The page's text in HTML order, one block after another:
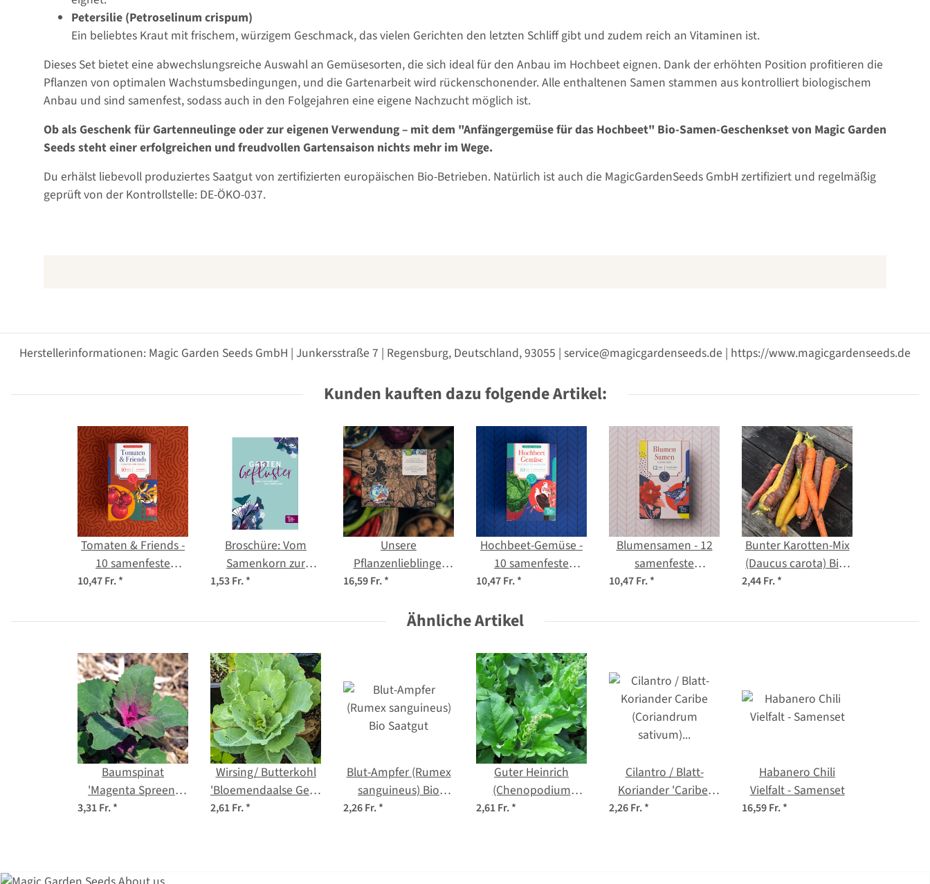
Petersilie (Petroselinum crispum)
Ein beliebtes Kraut mit frischem, würzigem Geschmack, das vielen Gerichten den letzten Schliff gibt und zudem reich an Vitaminen ist.
Dieses Set bietet eine abwechslungsreiche Auswahl an Gemüsesorten, die sich ideal für den Anbau im Hochbeet eignen. Dank der erhöhten Position profitieren die
Pflanzen von optimalen Wachstumsbedingungen, und die Gartenarbeit wird rückenschonender. Alle enthaltenen Samen stammen aus kontrolliert biologischem
Anbau und sind samenfest, sodass auch in den Folgejahren eine eigene Nachzucht möglich ist.
Ob als Geschenk für Gartenneulinge oder zur eigenen Verwendung – mit dem "Anfängergemüse für das Hochbeet" Bio-Samen-Geschenkset von Magic Garden
Seeds steht einer erfolgreichen und freudvollen Gartensaison nichts mehr im Wege.
Du erhälst liebevoll produziertes Saatgut von zertifizierten europäischen Bio-Betrieben. Natürlich ist auch die MagicGardenSeeds GmbH zertifiziert und regelmäßig
geprüft von der Kontrollstelle: DE-ÖKO-037.
Herstellerinformationen: Magic Garden Seeds GmbH | Junkersstraße 7 | Regensburg, Deutschland, 93055 | service@magicgardenseeds.de | https://www.magicgardenseeds.de
Kunden kauften dazu folgende Artikel:
Tomaten & Friends -
10 samenfeste
Tomaten- und
& köstlich -
10,47 Fr.*
Broschüre: Vom
Samenkorn zur
Jungpflanze
1,53 Fr.*
Unsere
Pflanzenlieblinge:
Mediterranes
Selbstversorger*innen
16,59 Fr.*
Hochbeet-Gemüse -
10 samenfeste
Gemüsesorten -
- Einsteiger-
10,47 Fr.*
Blumensamen - 12
samenfeste
Blumensorten - wild
Einsteiger-Saatgutset
10,47 Fr.*
Bunter Karotten-Mix
(Daucus carota) Bio-
Saatgut
2,44 Fr.*
Ähnliche Artikel
Baumspinat
'Magenta Spreen'
(Chenopodium
3,31 Fr.*
Wirsing/ Butterkohl
'Bloemendaalse Gele'
(Brassica oleracea
2,61 Fr.*
Blut-Ampfer (Rumex
sanguineus) Bio
Saatgut
2,26 Fr.*
Guter Heinrich
(Chenopodium
bonus-henricus) Bio
2,61 Fr.*
Cilantro / Blatt-
Koriander 'Caribe'
(Coriandrum
2,26 Fr.*
Habanero Chili
Vielfalt - Samenset
16,59 Fr.*